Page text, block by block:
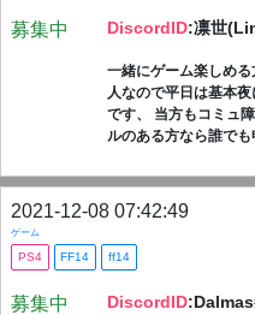
募集中 DiscordID:凛世
一緒にゲーム楽しめ
人なので平日は基本
です、 当方もコミュ
ルのある方なら誰で
2021-12-08 07:42:49
ゲーム
PS4 FF14 ff14
募集中 DiscordID